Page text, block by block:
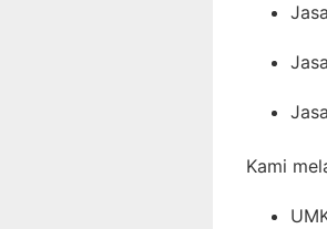
Kami